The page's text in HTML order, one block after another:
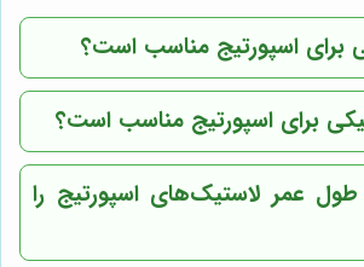
برای اسپورتیج مناسب است؟
برای اسپورتیج مناسب است؟
عمر لاستیک‌های اسپورتیج را